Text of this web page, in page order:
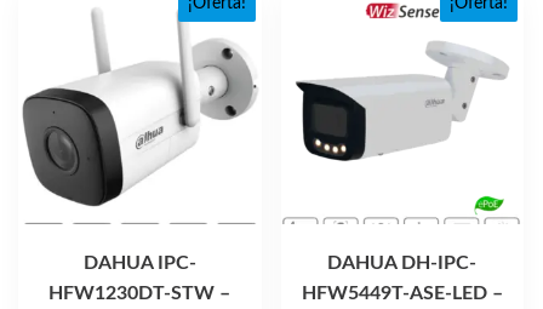
¡Oferta!
DAHUA IPC-
HFW1230DT-STW –
¡Oferta!
DAHUA DH-IPC-
HFW5449T-ASE-LED –